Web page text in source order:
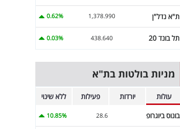
ת"א נדל"ן 1,378.990
0.62%
תל בונד 20 438.640
0.03%
מניות בולטות בת"א
עולות יורדות פעילות ללא שינוי
בונוס ביוגרופ 28.6
10.85%